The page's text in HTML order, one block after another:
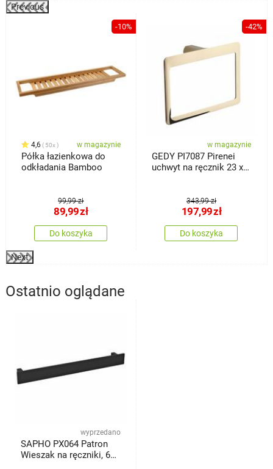
Previous
-10%
4,6 50x w magazynie
Półka łazienkowa do
odkładania Bamboo
99,99 zł
89,99zł
Do koszyka
-42%
w magazynie
GEDY PI7087 Pirenei
uchwyt na ręcznik 23 x
343,99 zł
197,99zł
Do koszyka
Next
Ostatnio oglądane
wyprzedano
SAPHO PX064 Patron
Wieszak na ręczniki, 60